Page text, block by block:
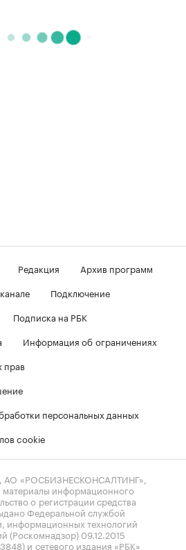
Редакция
Архив программ
Подключение
Подписка на РБК
Информация об ограничениях
прав
персональных данных
cookie
«РОСБИЗНЕСКОНСАЛТИНГ»,
материалы информационного
о регистрации средства
Федеральной службой
информационных технологий
(Роскомнадзор) 09.12.2015
и сетевого издания «РБК»